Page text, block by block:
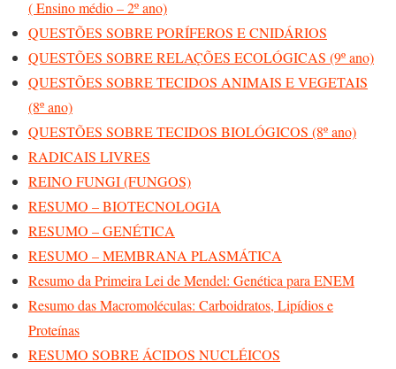
( Ensino médio – 2º ano)
QUESTÕES SOBRE PORÍFEROS E CNIDÁRIOS
QUESTÕES SOBRE RELAÇÕES ECOLÓGICAS (9º ano)
QUESTÕES SOBRE TECIDOS ANIMAIS E VEGETAIS
(8º ano)
QUESTÕES SOBRE TECIDOS BIOLÓGICOS (8º ano)
RADICAIS LIVRES
REINO FUNGI (FUNGOS)
RESUMO – BIOTECNOLOGIA
RESUMO – GENÉTICA
RESUMO – MEMBRANA PLASMÁTICA
Resumo da Primeira Lei de Mendel: Genética para ENEM
Resumo das Macromoléculas: Carboidratos, Lipídios e
Proteínas
RESUMO SOBRE ÁCIDOS NUCLÉICOS